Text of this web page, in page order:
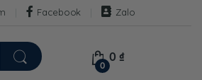
Facebook Zalo
0
0 ₫